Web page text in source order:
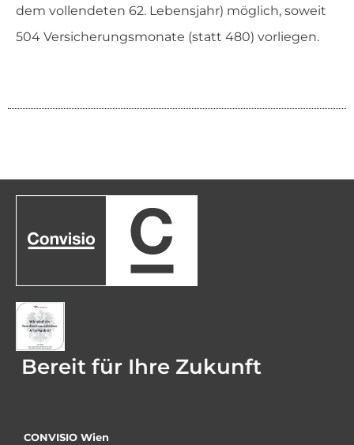
dem vollendeten 62. Lebensjahr) möglich, soweit
504 Versicherungsmonate (statt 480) vorliegen.
Bereit für Ihre Zukunft
CONVISIO Wien